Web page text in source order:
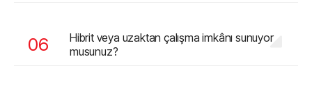
Hibrit veya uzaktan çalışma imkânı sunuyor
musunuz?